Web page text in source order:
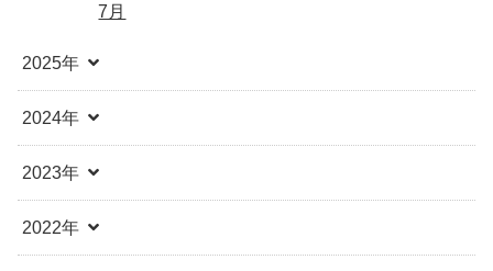
7月
2025年
2024年
2023年
2022年